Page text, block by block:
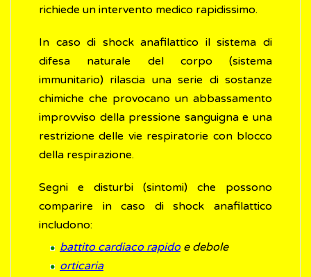
richiede un intervento medico rapidissimo.
In caso di shock anafilattico il sistema di
difesa naturale del corpo (sistema
immunitario) rilascia una serie di sostanze
chimiche che provocano un abbassamento
improvviso della pressione sanguigna e una
restrizione delle vie respiratorie con blocco
della respirazione.
Segni e disturbi (sintomi) che possono
comparire in caso di shock anafilattico
includono:
battito cardiaco rapidoe debole
orticaria